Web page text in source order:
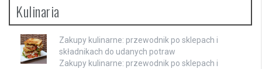
Kulinaria
Zakupy kulinarne: przewodnik po sklepach i
składnikach do udanych potraw
Zakupy kulinarne: przewodnik po sklepach i